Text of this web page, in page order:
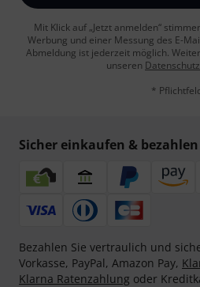
Mit Klick auf „Jetzt anmelden“
Werbung und einer Messung des E-
Abmeldung ist jederzeit möglich.
unseren
*
Sicher einkaufen & bezahlen
Bezahlen Sie vertraulich und
Vorkasse, PayPal, Amazon Pay,
Klarna Ratenzahlung oder